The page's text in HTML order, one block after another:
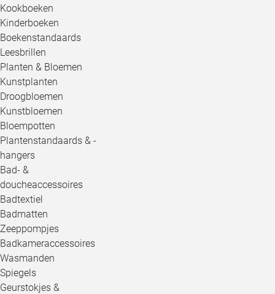
Kookboeken
Kinderboeken
Boekenstandaards
Leesbrillen
Planten & Bloemen
Kunstplanten
Droogbloemen
Kunstbloemen
Bloempotten
Plantenstandaards & -
hangers
Bad- &
doucheaccessoires
Badtextiel
Badmatten
Zeeppompjes
Badkameraccessoires
Wasmanden
Spiegels
Geurstokjes &